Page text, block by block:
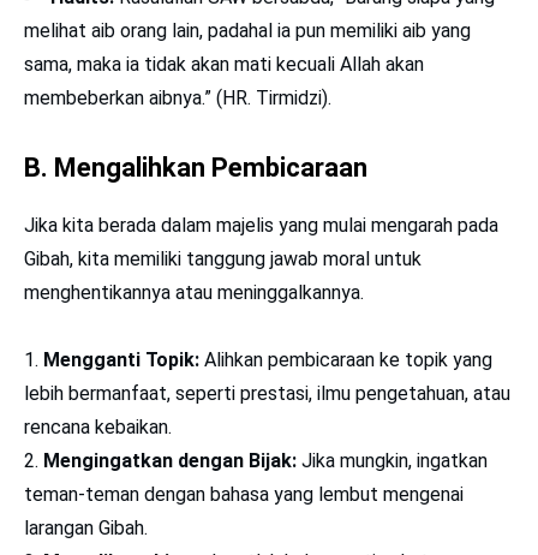
melihat aib orang lain, padahal ia pun memiliki aib yang
sama, maka ia tidak akan mati kecuali Allah akan
membeberkan aibnya.” (HR. Tirmidzi).
B. Mengalihkan Pembicaraan
Jika kita berada dalam majelis yang mulai mengarah pada
Gibah, kita memiliki tanggung jawab moral untuk
menghentikannya atau meninggalkannya.
Mengganti Topik: Alihkan pembicaraan ke topik yang
lebih bermanfaat, seperti prestasi, ilmu pengetahuan, atau
rencana kebaikan.
Mengingatkan dengan Bijak: Jika mungkin, ingatkan
teman-teman dengan bahasa yang lembut mengenai
larangan Gibah.